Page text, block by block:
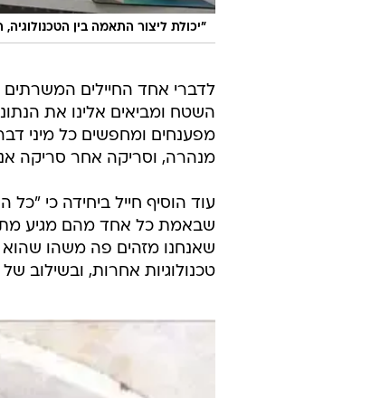
"יכולת ליצור התאמה בין
לדברי אחד החיילים
השטח ומביאים אלינו את
מפענחים ומחפשים כל מיני
מנהרה, וסריקה אחר סריקה
עוד הוסיף חייל ביחידה כי "כל
שבאמת כל אחד מהם מגיע
שאנחנו מזהים פה משהו
טכנולוגיות אחרות, ובשילוב